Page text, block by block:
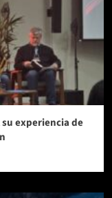
experiencia de